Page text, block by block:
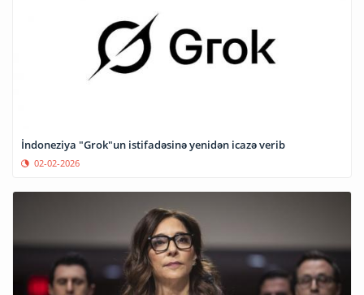
İndoneziya "Grok"un istifadəsinə yenidən icazə verib
02-02-2026